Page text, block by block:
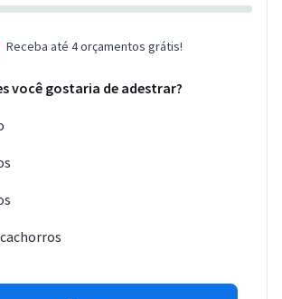
Receba até 4 orçamentos grátis!
você gostaria de adestrar?